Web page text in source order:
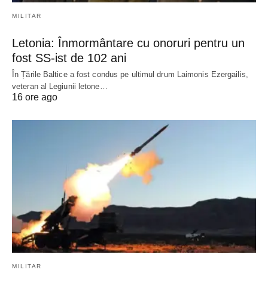
MILITAR
Letonia: Înmormântare cu onoruri pentru un
fost SS-ist de 102 ani
În Țările Baltice a fost condus pe ultimul drum Laimonis Ezergailis,
veteran al Legiunii letone…
16 ore ago
MILITAR